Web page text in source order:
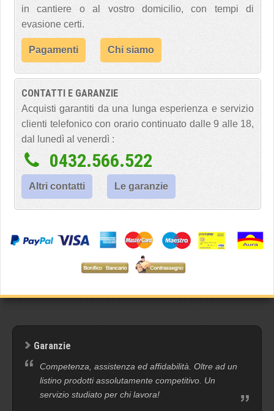
in cantiere o al vostro domicilio, con tempi di
evasione certi.
Pagamenti Chi siamo
CONTATTI E GARANZIE
Acquisti garantiti da una lunga esperienza e servizio
clienti telefonico con orario continuato dalle 9 alle 18,
dal lunedì al venerdì :
0432.566.522
Altri contatti Le garanzie
Garanzie
Competenza, assistenza ed affidabilità. Oltre ad un
listino prodotti assolutamente competitivo. Un
servizio studiato per chi lavora!